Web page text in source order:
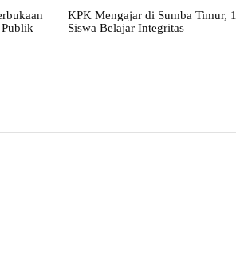
KPK Mengajar di Sumba Timur,
Siswa Belajar Integritas